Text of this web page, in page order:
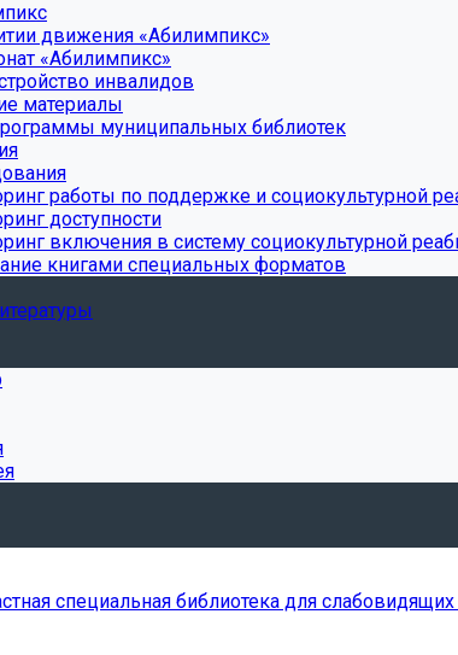
движения «Абилимпикс»
«Абилимпикс»
инвалидов
материалы
муниципальных библиотек
работы по поддержке и социокультурной
доступности
включения в систему социокультурной
книгами специальных форматов
специальная библиотека для